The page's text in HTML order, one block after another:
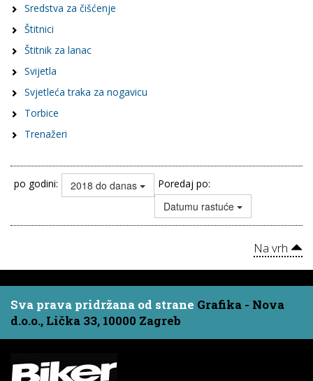
Sredstva za čišćenje
Štitnici
Štitnik za lanac
Svijetla
Svjetleća traka za nogavicu
Torbice
Trenažeri
po godini: 2018 do danas Poredaj po:
Datumu rastuće
Na vrh
Sva prava pridržana od strane Grafika - Nova
d.o.o., Lička 33, 10000 Zagreb